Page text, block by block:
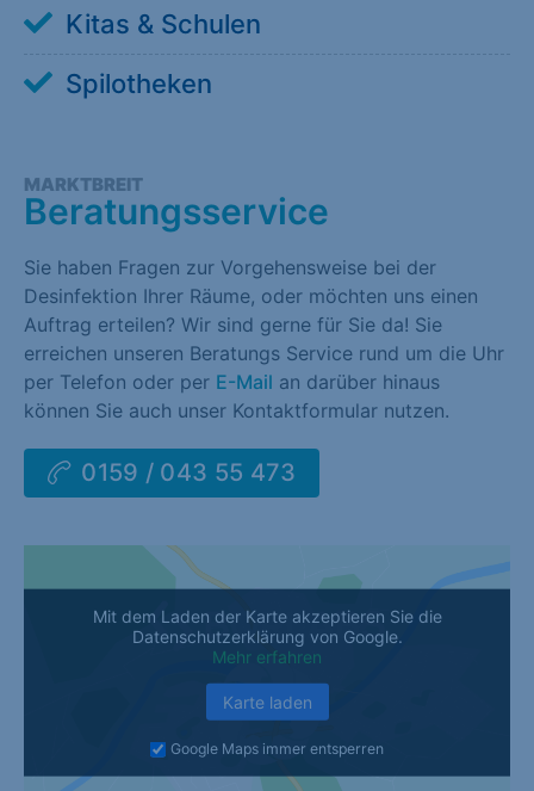
Kitas & Schulen
Spilotheken
MARKTBREIT
Beratungsservice
Sie haben Fragen zur Vorgehensweise bei der
Desinfektion Ihrer Räume, oder möchten uns einen
Auftrag erteilen? Wir sind gerne für Sie da! Sie
erreichen unseren Beratungs Service rund um die Uhr
per Telefon oder per E-Mail an darüber hinaus
können Sie auch unser Kontaktformular nutzen.
0159 / 043 55 473
Mit dem Laden der Karte akzeptieren Sie die
Datenschutzerklärung von Google.
Mehr erfahren
Karte laden
Google Maps immer entsperren